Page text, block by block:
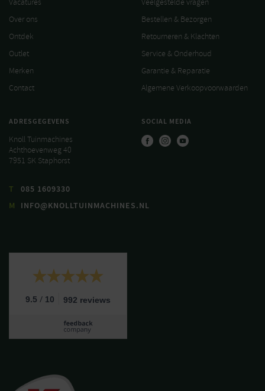
Over ons
Ontdek
Outlet
Merken
Contact
Bestellen & Bezorgen
Retourneren & Klachten
Service & Onderhoud
Garantie & Reparatie
Algemene Verkoopvoorwaarden
ADRESGEGEVENS
Knoll Tuinmachines
Achthoevenweg 40
7951 SK Staphorst
T
085 1609330
M
INFO@KNOLLTUINMACHINES.NL
SOCIAL MEDIA
9.5 / 10 992 reviews